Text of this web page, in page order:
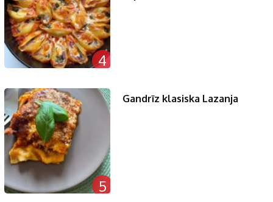
4
5
Gandrīz klasiska Lazanja